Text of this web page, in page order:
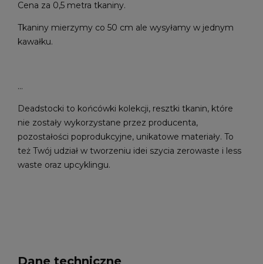
Cena za 0,5 metra tkaniny.
Tkaniny mierzymy co 50 cm ale wysyłamy w jednym
kawałku.
...
Deadstocki to końcówki kolekcji, resztki tkanin, które
nie zostały wykorzystane przez producenta,
pozostałości poprodukcyjne, unikatowe materiały. To
też Twój udział w tworzeniu idei szycia zerowaste i less
waste oraz upcyklingu.
Dane techniczne